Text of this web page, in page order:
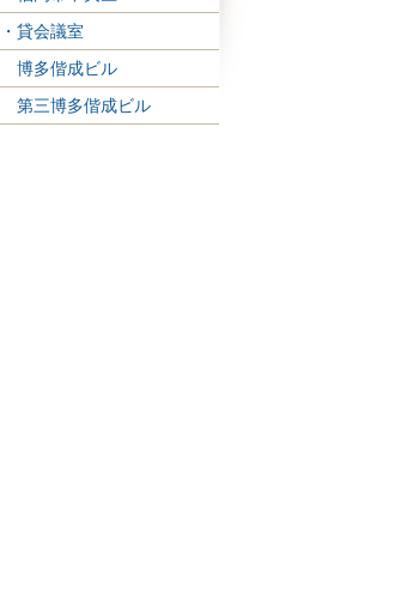
・貸会議室
博多偕成ビル
第三博多偕成ビル